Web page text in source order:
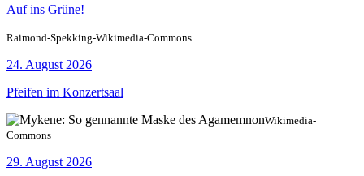
Auf ins Grüne!
Raimond-Spekking-Wikimedia-Commons
24. August 2026
Pfeifen im Konzertsaal
Wikimedia-
Commons
29. August 2026